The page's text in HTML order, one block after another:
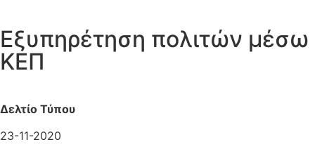
Εξυπηρέτηση πολιτών μέσω
ΚΕΠ
Δελτίο Τύπου
23-11-2020